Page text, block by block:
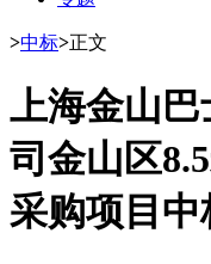
>中标>正文
上海金山
司金山区
采购项目中